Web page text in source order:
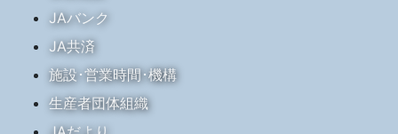
JAバンク
JA共済
施設･営業時間･機構
生産者団体組織